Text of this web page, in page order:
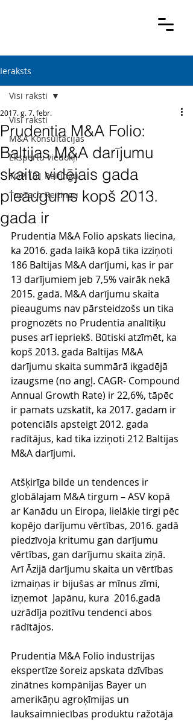
Ieraksts
Visi raksti
M&A Konsultācijas
Ekspertu viedokļi
TOP 101 Reitingu
TopTech Reitingu
Visi raksti
Prudentia M&A Folio:
Baltijas M&A darījumu
skaita vidējais gada
pieaugums kopš 2013.
gada ir
2017. g. 7. febr.
Prudentia M&A Folio apskats liecina,
ka 2016. gada laikā kopā tika izziņoti
186 Baltijas M&A darījumi, kas ir par
13 darījumiem jeb 7,5% vairāk nekā
2015. gadā. M&A darījumu skaita
pieaugums nav pārsteidzošs un tika
prognozēts no Prudentia analītiķu
puses arī iepriekš. Būtiski atzīmēt, ka
kopš 2013. gada Baltijas M&A
darījumu skaita summārā ikgadējā
izaugsme (no angļ. CAGR- Compound
Annual Growth Rate) ir 22,6%, tāpēc
ir pamats uzskatīt, ka 2017. gadam ir
potenciāls apsteigt 2012. gada
radītājus, kad tika izziņoti 212 Baltijas
M&A darījumi.
Atšķirīga bilde un tendences ir
globālajam M&A tirgum – ASV kopā
ar Kanādu un Eiropa, lielākie tirgi pēc
kopējo darījumu vērtības, 2016. gadā
piedzīvoja kritumu gan darījumu
vērtības, gan darījumu skaita ziņā.
Arī Āzijā darījumu skaita un vērtības
izmaiņas ir bijušas ar mīnus zīmi,
izņemot  Japānu, kura  2016.gadā
uzrādīja pozitīvu tendenci abos
rādītājos.
Prudentia M&A Folio industrijas
ekspertīze šoreiz apskata dzīvības
zinātnes kompānijas Bayer un
amerikāņu agroķīmijas un
lauksaimniecības produktu ražotāja